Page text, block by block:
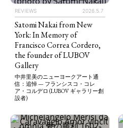
REVIEWS 2026.5.7
Satomi Nakai from New
York: In Memory of
Francisco Correa Cordero,
the founder of LUBOV
Gallery
中井里美のニューヨークアート通
信：追悼 — フランシスコ・コレ
ア・コルデロ (LUBOV ギャラリー創
設者)